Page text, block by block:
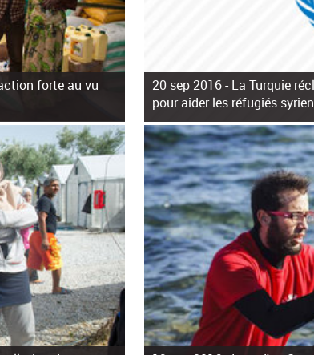
forte au vu
20 sep 2016 - La Turquie
pour aider les réfugiés